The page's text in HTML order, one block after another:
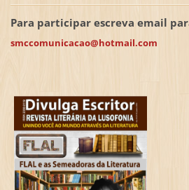
Para participar escreva email
smccomunicacao@hotmail.com